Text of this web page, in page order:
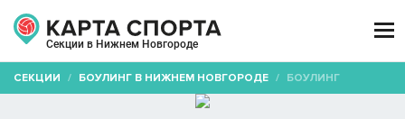
Секции в Нижнем Новгороде

СЕКЦИИ / БОУЛИНГ В НИЖНЕМ НОВГОРОДЕ / БОУЛИНГ